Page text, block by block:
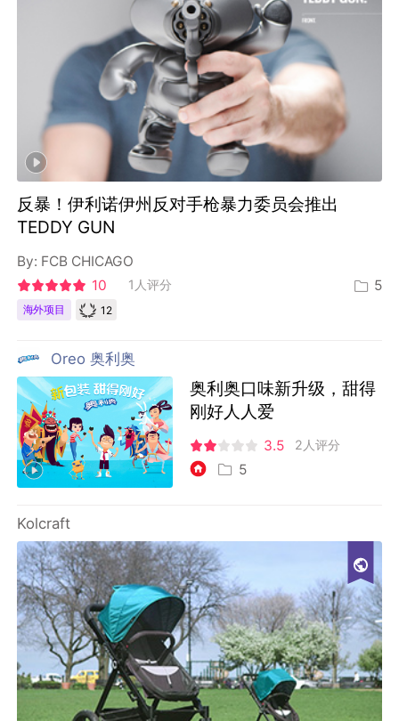
反暴！伊利诺伊州反对手枪暴力委员会推出
TEDDY GUN
By: FCB CHICAGO
10
1人评分 5
海外项目 12
Oreo 奥利奥
奥利奥口味新升级，甜得
刚好人人爱
3.5 2人评分
5
Kolcraft